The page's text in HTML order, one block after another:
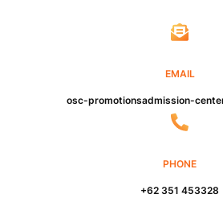
EMAIL
osc-promotionsadmission-
PHONE
+62 351 453328